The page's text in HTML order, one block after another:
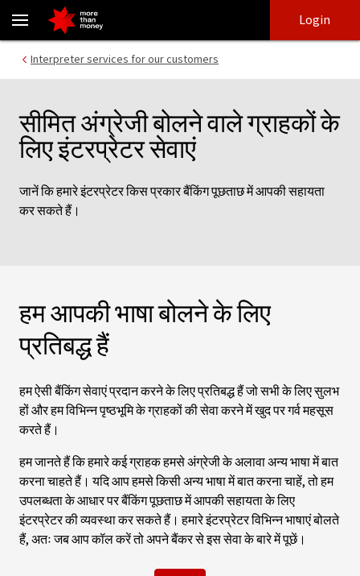
Hindi interpreter service | Customer support - NAB
login
main
content
Login
Interpreter services for our customers
सीमित अंग्रेजी बोलने वाले ग्राहकों के
लिए इंटरप्रेटर सेवाएं
जानें कि हमारे इंटरप्रेटर किस प्रकार बैंकिंग पूछताछ में आपकी सहायता
कर सकते हैं।
हम आपकी भाषा बोलने के लिए
प्रतिबद्ध हैं
हम ऐसी बैंकिंग सेवाएं प्रदान करने के लिए प्रतिबद्ध हैं जो सभी के लिए सुलभ
हों और हम विभिन्न पृष्ठभूमि के ग्राहकों की सेवा करने में खुद पर गर्व महसूस
करते हैं।
हम जानते हैं कि हमारे कई ग्राहक हमसे अंग्रेजी के अलावा अन्य भाषा में बात
करना चाहते हैं। यदि आप हमसे किसी अन्य भाषा में बात करना चाहें, तो हम
उपलब्धता के आधार पर बैंकिंग पूछताछ में आपकी सहायता के लिए
इंटरप्रेटर की व्यवस्था कर सकते हैं। हमारे इंटरप्रेटर विभिन्न भाषाएं बोलते
हैं, अतः जब आप कॉल करें तो अपने बैंकर से इस सेवा के बारे में पूछें।